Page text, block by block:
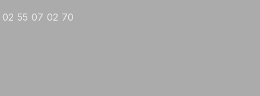
02 55 07 02 70